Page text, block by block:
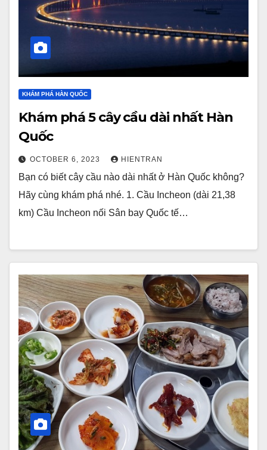
KHÁM PHÁ HÀN QUỐC
Khám phá 5 cây cầu dài nhất Hàn
Quốc
OCTOBER 6, 2023 HIENTRAN
Bạn có biết cây cầu nào dài nhất ở Hàn Quốc không?
Hãy cùng khám phá nhé. 1. Cầu Incheon (dài 21,38
km) Cầu Incheon nối Sân bay Quốc tế…